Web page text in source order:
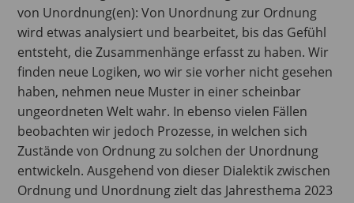
von Unordnung(en): Von Unordnung zur Ordnung
wird etwas analysiert und bearbeitet, bis das Gefühl
entsteht, die Zusammenhänge erfasst zu haben. Wir
finden neue Logiken, wo wir sie vorher nicht gesehen
haben, nehmen neue Muster in einer scheinbar
ungeordneten Welt wahr. In ebenso vielen Fällen
beobachten wir jedoch Prozesse, in welchen sich
Zustände von Ordnung zu solchen der Unordnung
entwickeln. Ausgehend von dieser Dialektik zwischen
Ordnung und Unordnung zielt das Jahresthema 2023